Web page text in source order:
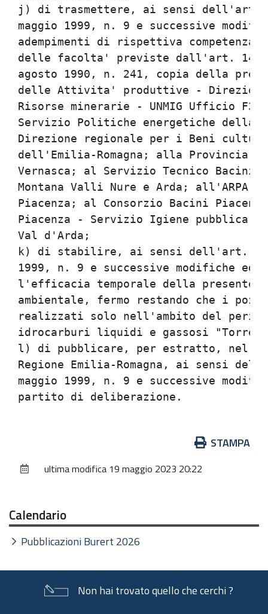
documento
STAMPA
ultima modifica 19 maggio 2023 20:22
Calendario
Pubblicazioni Burert 2026
Non hai trovato quello che cerchi ?